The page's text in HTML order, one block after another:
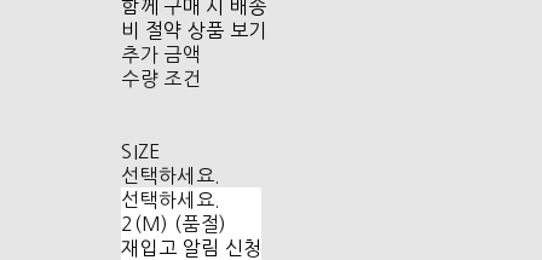
함께 구매 시 배송
비 절약 상품 보기
추가 금액
수량 조건
SIZE
선택하세요.
선택하세요.
2(M) (품절)
재입고 알림 신청